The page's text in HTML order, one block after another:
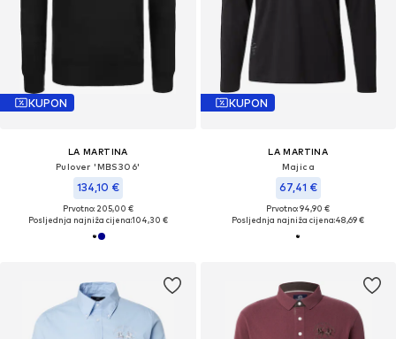
KUPON
LA MARTINA
Pulover 'MBS306'
134,10 €
Prvotno: 205,00 €
Posljednja najniža cijena:104,30 €
KUPON
LA MARTINA
Majica
67,41 €
Prvotno: 94,90 €
Posljednja najniža cijena:48,69 €